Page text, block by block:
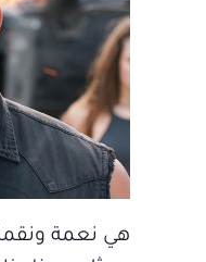
هي نعمة